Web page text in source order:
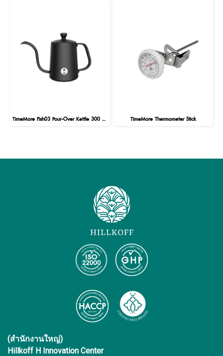
TimeMore Fish03 Pour-Over Kettle 300 ml : Black TimeMore Thermometer Stick
(สำนักงานใหญ่)
Hillkoff H Innovation Center